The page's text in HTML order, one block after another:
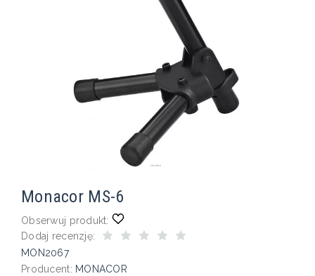
Monacor MS-6
Obserwuj produkt:
Dodaj recenzję:
MON2067
Producent: MONACOR